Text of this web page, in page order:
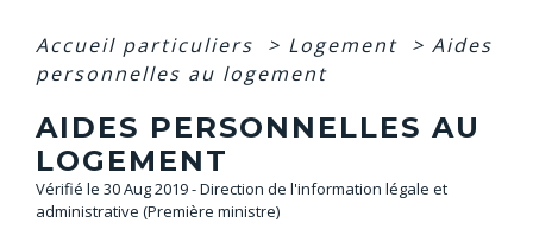
Accueil particuliers > Logement > Aides
personnelles au logement
AIDES PERSONNELLES AU
LOGEMENT
Vérifié le 30 Aug 2019 - Direction de l'information légale et
administrative (Première ministre)